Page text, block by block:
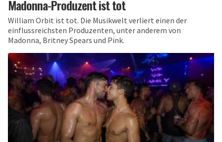
Madonna-Produzent ist tot
William Orbit ist tot. Die Musikwelt verliert einen der
einflussreichsten Produzenten, unter anderem von
Madonna, Britney Spears und Pink.